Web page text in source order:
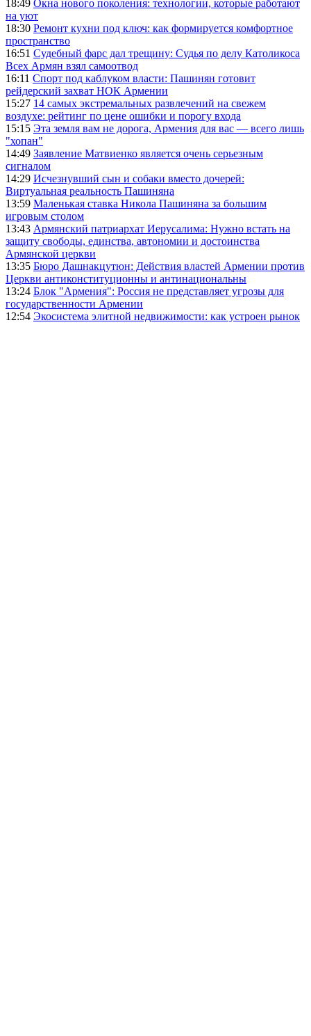
18:49 Окна нового поколения: технологии, которые работают
на уют
18:30 Ремонт кухни под ключ: как формируется комфортное
пространство
16:51 Судебный фарс дал трещину: Судья по делу Католикоса
Всех Армян взял самоотвод
16:11 Спорт под каблуком власти: Пашинян готовит
рейдерский захват НОК Армении
15:27 14 самых экстремальных развлечений на свежем
воздухе: рейтинг по цене ошибки и порогу входа
15:15 Эта земля вам не дорога, Армения для вас — всего лишь
"хопан"
14:49 Заявление Матвиенко является очень серьезным
сигналом
14:29 Исчезнувший сын и собаки вместо дочерей:
Виртуальная реальность Пашиняна
13:59 Маленькая ставка Никола Пашиняна за большим
игровым столом
13:43 Армянский патриархат Иерусалима: Нужно встать на
защиту свободы, единства, автономии и достоинства
Армянской церкви
13:35 Бюро Дашнакцутюн: Действия властей Армении против
Церкви антиконституционны и антинациональны
13:24 Блок "Армения": Россия не представляет угрозы для
государственности Армении
12:54 Экосистема элитной недвижимости: как устроен рынок